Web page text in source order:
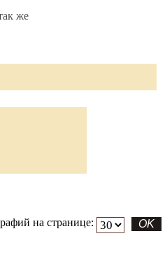
же
на странице: